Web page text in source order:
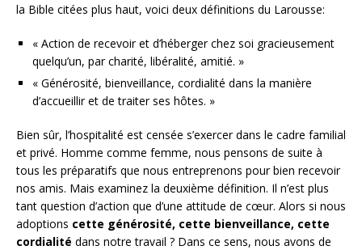
la Bible citées plus haut, voici deux définitions du Larousse:
« Action de recevoir et d’héberger chez soi gracieusement
quelqu’un, par charité, libéralité, amitié. »
« Générosité, bienveillance, cordialité dans la manière
d’accueillir et de traiter ses hôtes. »
Bien sûr, l’hospitalité est censée s’exercer dans le cadre familial
et privé. Homme comme femme, nous pensons de suite à
tous les préparatifs que nous entreprenons pour bien recevoir
nos amis. Mais examinez la deuxième définition. Il n’est plus
tant question d’action que d’une attitude de cœur. Alors si nous
adoptions cette générosité, cette bienveillance, cette
cordialité dans notre travail ? Dans ce sens, nous avons de